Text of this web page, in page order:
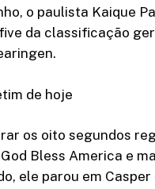
o paulista Kaique
da classificação
de hoje
os oito segundos
Bless America e
ele parou em